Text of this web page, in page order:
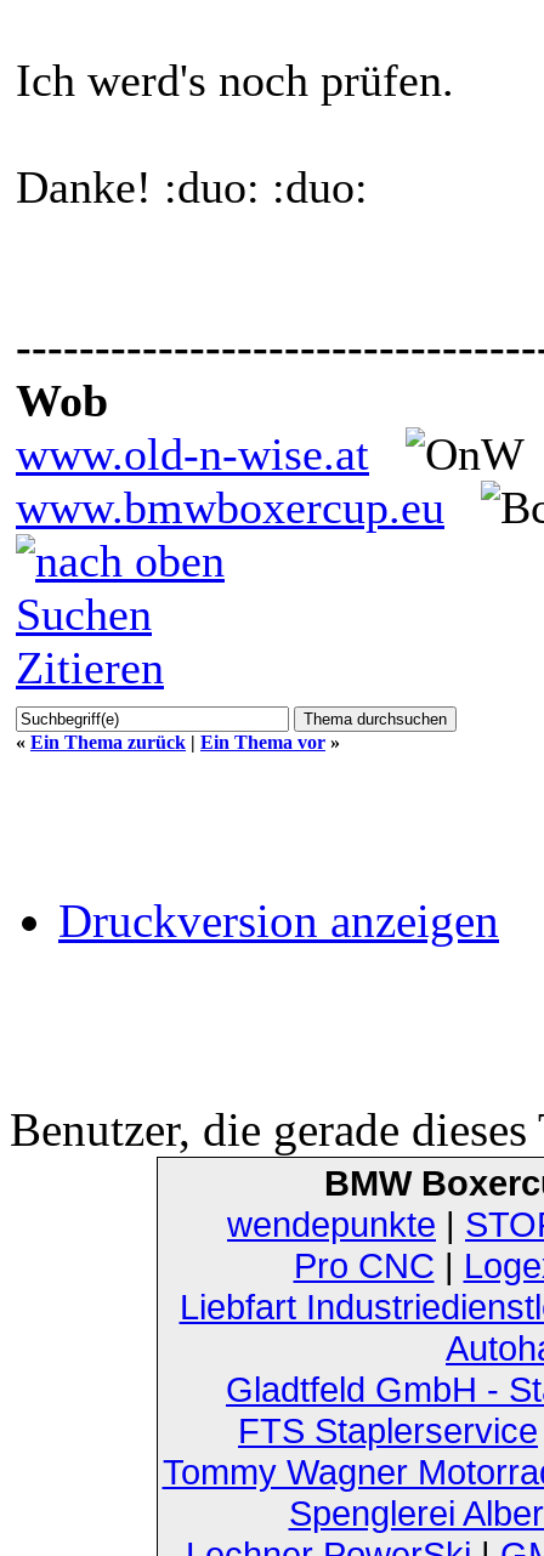
Ich werd's noch prüfen.
Danke! :duo: :duo:
Wob
www.old-n-wise.at
www.bmwboxercup.eu
Suchen
Zitieren
« Ein Thema zurück | Ein Thema vor »
Druckversion anzeigen
Benutzer, die gerade
BMW
wendepunkte |
Pro CNC |
Liebfart
Gladtfeld GmbH -
FTS Staplerservice
Tommy Wagner
Spenglerei